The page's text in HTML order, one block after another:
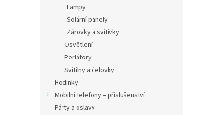
Lampy
Solární panely
Žárovky a svítivky
Osvětlení
Perlátory
Svítilny a čelovky
Hodinky
Mobilní telefony – příslušenství
Párty a oslavy